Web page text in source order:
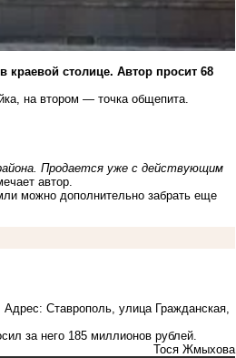
столице. Автор просит 68
на втором — точка общепита.
Продается уже с действующим
автор.
можно дополнительно забрать еще
Адрес: Ставрополь, улица Гражданская,
за него 185 миллионов рублей.
Тося Жмыхова